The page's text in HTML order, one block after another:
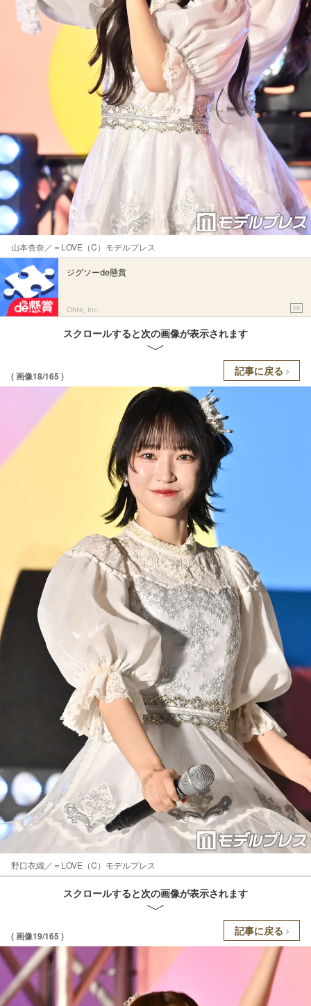
山本杏奈／＝LOVE（C）モデルプレス
ジグソーde懸賞
Ohte, Inc. PR
スクロールすると次の画像が表示されます
( 画像18/165 ) 記事に戻る
野口衣織／＝LOVE（C）モデルプレス
スクロールすると次の画像が表示されます
( 画像19/165 ) 記事に戻る